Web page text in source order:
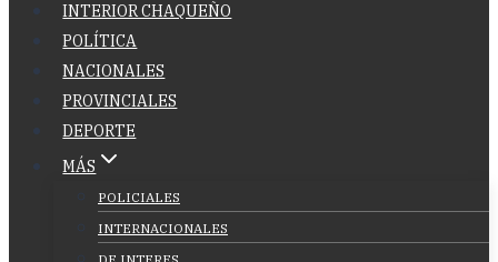
INTERIOR CHAQUEÑO
POLÍTICA
NACIONALES
PROVINCIALES
DEPORTE
MÁS
POLICIALES
INTERNACIONALES